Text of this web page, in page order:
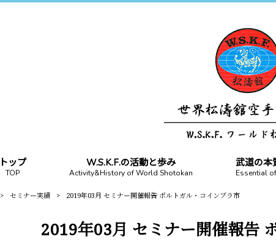
トップ
TOP
W.S.K.F.の活動と歩み
Activity&History of World Shotokan
武道の本
Essential
> セミナー実績 > 2019年03月 セミナー開催報告 ポルトガル・コインブラ市
2019年03月 セミナー開催報告